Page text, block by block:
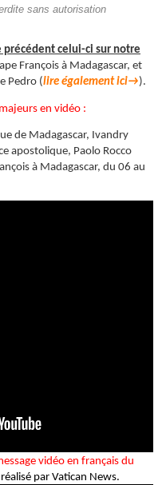
sans autorisation
précédent celui-ci sur notre
François à Madagascar, et
Pedro (lire également ici→).
en vidéo :
de Madagascar, Ivandry
apostolique, Paolo Rocco
à Madagascar, du 06 au
vidéo en français du
réalisé par Vatican News.